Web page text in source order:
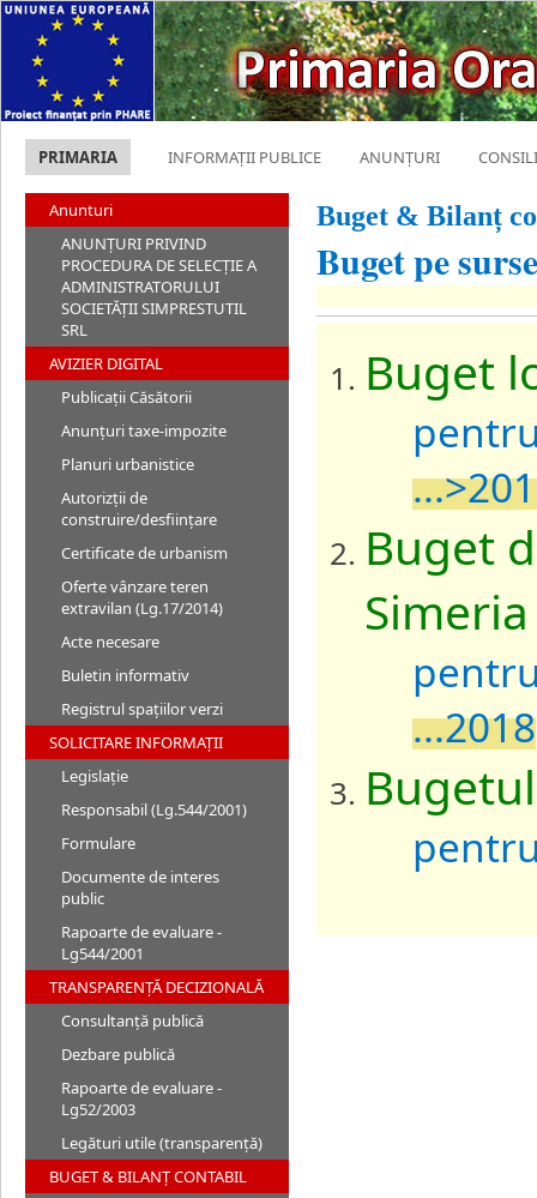
PRIMARIA INFORMAȚII PUBLICE ANUNȚURI
Anunturi
ANUNȚURI PRIVIND
PROCEDURA DE SELECȚIE A
ADMINISTRATORULUI
SOCIETĂȚII SIMPRESTUTIL
SRL
AVIZIER DIGITAL
Publicații Căsătorii
Anunțuri taxe-impozite
Planuri urbanistice
Autorizții de
construire/desființare
Certificate de urbanism
Oferte vânzare teren
extravilan (Lg.17/2014)
Acte necesare
Buletin informativ
Registrul spațiilor verzi
SOLICITARE INFORMAȚII
Legislație
Responsabil (Lg.544/2001)
Formulare
Documente de interes
public
Rapoarte de evaluare -
Lg544/2001
TRANSPARENȚĂ DECIZIONALĂ
Consultanță publică
Dezbare publică
Rapoarte de evaluare -
Lg52/2003
Legături utile (transparență)
BUGET & BILANȚ CONTABIL
Buget & Bilanț
Buget pe
Buget
Buget
Simeria
...2018